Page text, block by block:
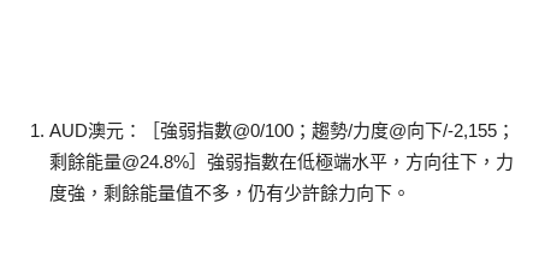
AUD澳元：［強弱指數@0/100；趨勢/力度@向下/-2,155；
剩餘能量@24.8%］強弱指數在低極端水平，方向往下，力
度強，剩餘能量值不多，仍有少許餘力向下。